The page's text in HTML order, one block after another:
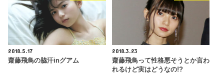
2018.5.17
齋藤飛鳥の脇汗inグアム
2018.3.23
齋藤飛鳥って性格悪そうとか言わ
れるけど実はどうなの!?